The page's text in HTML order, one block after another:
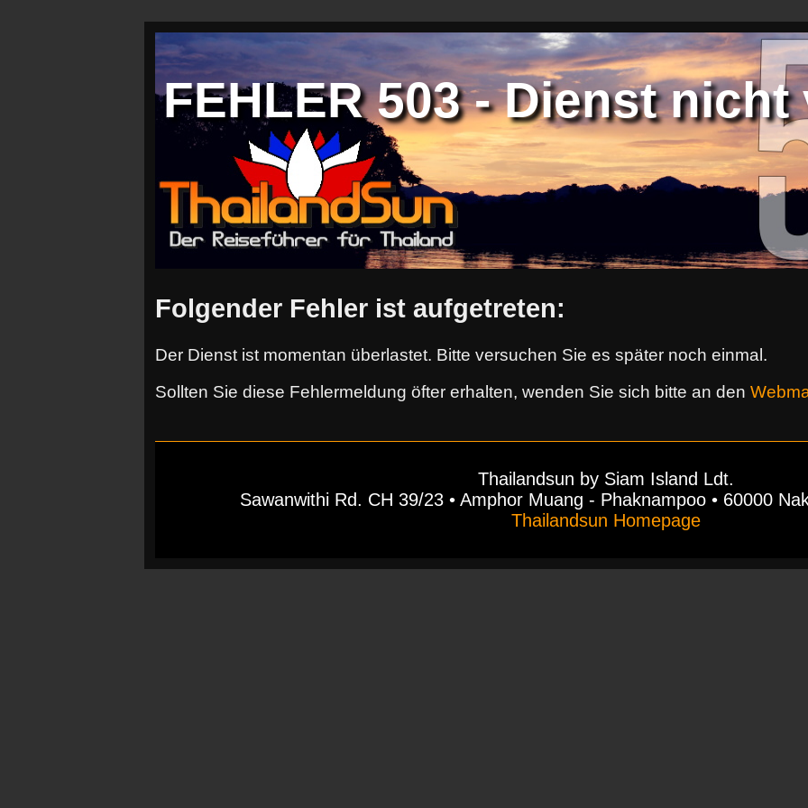
FEHLER 503 - Dienst
Folgender Fehler ist aufgetreten:
Der Dienst ist momentan überlastet. Bitte versuchen Sie es später noch einmal.
Sollten Sie diese Fehlermeldung öfter erhalten, wenden Sie sich bitte an den
Thailandsun by Siam Island Ldt.
Sawanwithi Rd. CH 39/23 • Amphor Muang - Phaknampoo • 60000
Thailandsun Homepage